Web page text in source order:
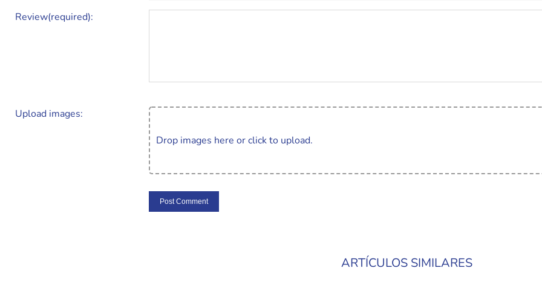
Review(required):
Upload images:
Drop images here or click to upload.
ARTÍCULOS SIMILARES